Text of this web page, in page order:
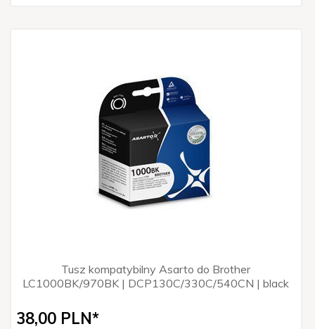
Tusz kompatybilny Asarto do Brother
LC1000BK/970BK | DCP130C/330C/540CN | black
38,00 PLN*